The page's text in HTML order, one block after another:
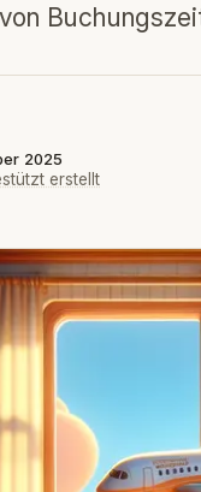
2025
erstellt